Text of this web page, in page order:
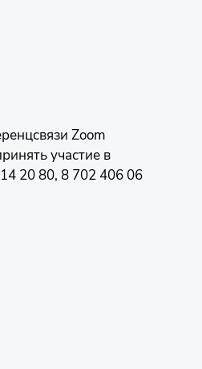
Zoom
участие в
20 80, 8 702 406 06